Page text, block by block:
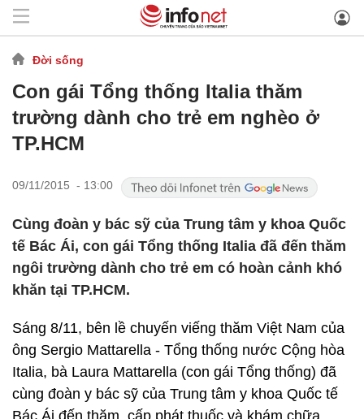
Đời sống
Con gái Tổng thống Italia thăm
trường dành cho trẻ em nghèo ở
TP.HCM
09/11/2015 - 13:00
Cùng đoàn y bác sỹ của Trung tâm y khoa Quốc
tế Bác Ái, con gái Tổng thống Italia đã đến thăm
ngôi trường dành cho trẻ em có hoàn cảnh khó
khăn tại TP.HCM.
Sáng 8/11, bên lề chuyến viếng thăm Việt Nam của
ông Sergio Mattarella - Tổng thống nước Cộng hòa
Italia, bà Laura Mattarella (con gái Tổng thống) đã
cùng đoàn y bác sỹ của Trung tâm y khoa Quốc tế
Bác Ái đến thăm, cấp phát thuốc và khám chữa